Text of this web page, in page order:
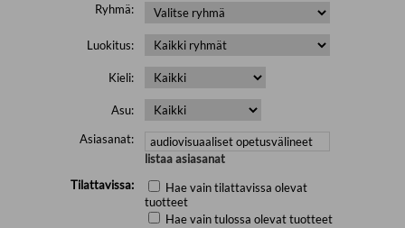
Ryhmä:
Luokitus:
Kieli:
Asu:
Asiasanat:
listaa asiasanat
Tilattavissa:
Hae vain tilattavissa olevat
tuotteet
Hae vain tulossa olevat tuotteet